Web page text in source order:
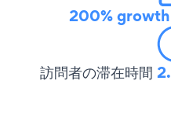
200% growth
訪問者の滞在時間